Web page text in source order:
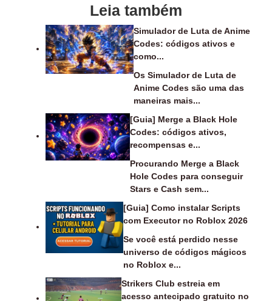
Leia também
Simulador de Luta de Anime
Codes: códigos ativos e
como...
Os Simulador de Luta de
Anime Codes são uma das
maneiras mais...
[Guia] Merge a Black Hole
Codes: códigos ativos,
recompensas e...
Procurando Merge a Black
Hole Codes para conseguir
Stars e Cash sem...
[Guia] Como instalar Scripts
com Executor no Roblox 2026
Se você está perdido nesse
universo de códigos mágicos
no Roblox e...
Strikers Club estreia em
acesso antecipado gratuito no